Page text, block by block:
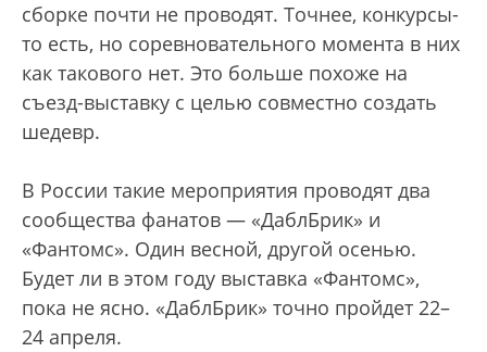
сборке почти не проводят. Точнее, конкурсы-
то есть, но соревновательного момента в них
как такового нет. Это больше похоже на
съезд-выставку с целью совместно создать
шедевр.
В России такие мероприятия проводят два
сообщества фанатов — «ДаблБрик» и
«Фантомс». Один весной, другой осенью.
Будет ли в этом году выставка «Фантомс»,
пока не ясно. «ДаблБрик» точно пройдет 22–
24 апреля.